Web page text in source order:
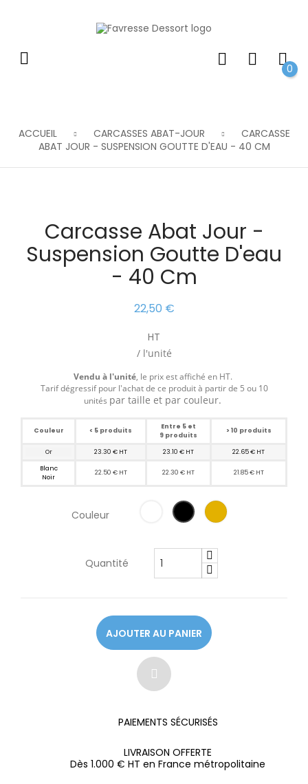
0
ACCUEIL CARCASSES ABAT-JOUR
CARCASSE
ABAT JOUR - SUSPENSION GOUTTE D'EAU - 40 CM
Carcasse Abat Jour -
Suspension Goutte D'eau
- 40 Cm
22,50 €
HT
/ l'unité
Vendu à l'unité, le prix est affiché en HT.
Tarif dégressif pour l'achat de ce produit à partir de 5 ou 10
unités par taille et par couleur.
Couleur < 5 produits
Entre 5 et
9 produits
> 10 produits
Or 23.30 € HT 23.10 € HT
22.65 € HT
Blanc
Noir
22.50 € HT 22.30 € HT 21.85 € HT
Couleur
Quantité
AJOUTER AU PANIER
PAIEMENTS SÉCURISÉS
LIVRAISON OFFERTE
Dès 1.000 € HT en France métropolitaine